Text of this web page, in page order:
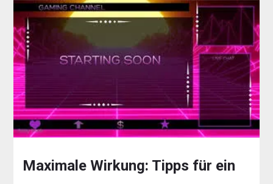
Maximale Wirkung: Tipps für ein